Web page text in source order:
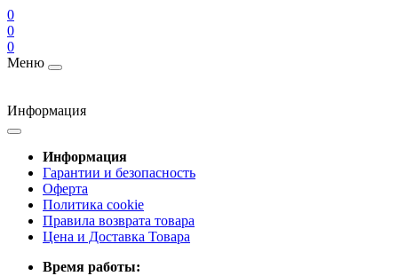
0
0
0
Меню
Информация
Информация
Гарантии и безопасность
Оферта
Политика cookie
Правила возврата товара
Цена и Доставка Товара
Время работы: